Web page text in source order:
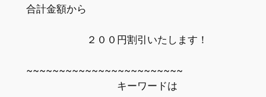
合計金額から
２００円割引いたします！
~~~~~~~~~~~~~~~~~~~~~~~~
キーワードは